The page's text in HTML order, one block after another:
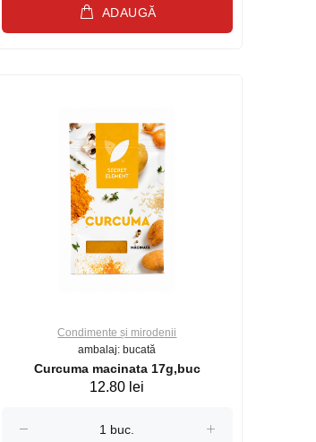
ADAUGĂ
Condimente și mirodenii
ambalaj: bucată
Curcuma macinata 17g,buc
12.80 lei